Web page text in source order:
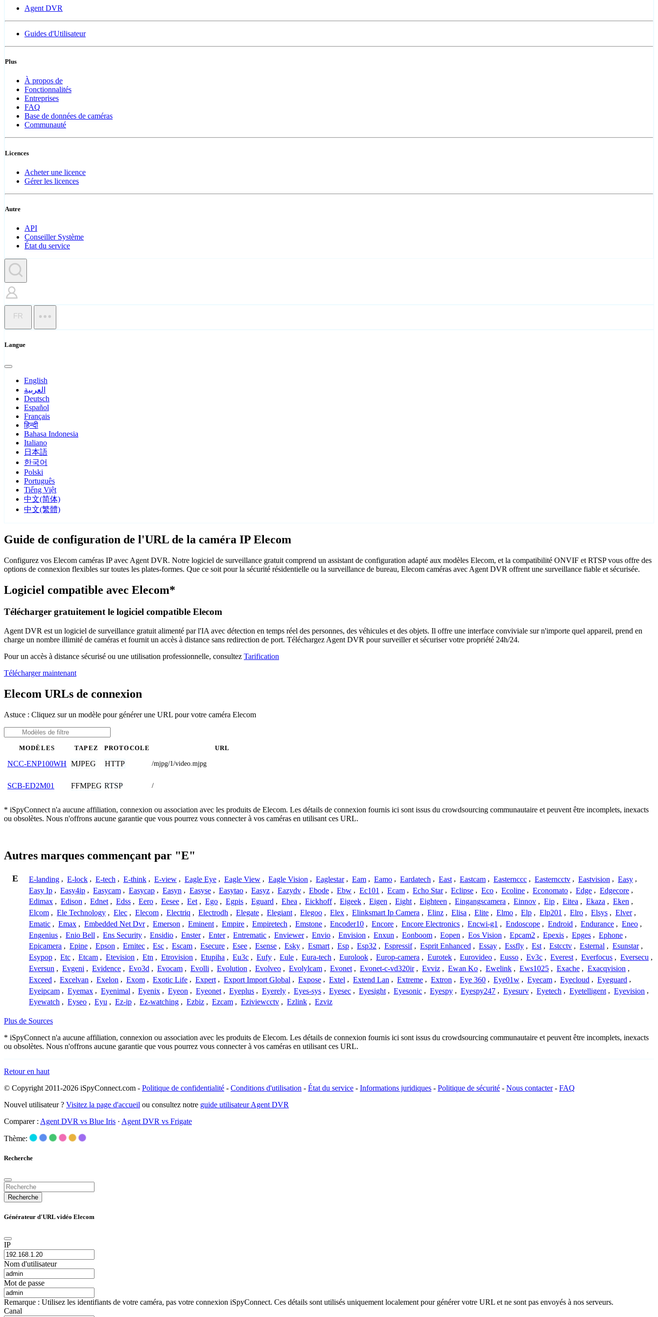
Agent DVR
Guides d'Utilisateur
Plus
À propos de
Fonctionnalités
Entreprises
FAQ
Base de données de caméras
Communauté
Licences
Acheter une licence
Gérer les licences
Autre
API
Conseiller Système
État du service
FR
Langue
English
العربية
Deutsch
Español
Français
हिन्दी
Bahasa Indonesia
Italiano
日本語
한국어
Polski
Português
Tiếng Việt
中文(简体)
中文(繁體)
Guide de configuration de l'URL de la caméra IP Elecom
Configurez vos Elecom caméras IP avec Agent DVR. Notre logiciel de surveillance gratuit comprend un assistant de configuration adapté aux modèles Elecom, et la compatibilité ONVIF et RTSP vous offre des
options de connexion flexibles sur toutes les plates-formes. Que ce soit pour la sécurité résidentielle ou la surveillance de bureau, Elecom caméras avec Agent DVR offrent une surveillance fiable et sécurisée.
Logiciel compatible avec Elecom*
Télécharger gratuitement le logiciel compatible Elecom
Agent DVR est un logiciel de surveillance gratuit alimenté par l'IA avec détection en temps réel des personnes, des véhicules et des objets. Il offre une interface conviviale sur n'importe quel appareil, prend en
charge un nombre illimité de caméras et fournit un accès à distance sans redirection de port. Téléchargez Agent DVR pour surveiller et sécuriser votre propriété 24h/24.
Pour un accès à distance sécurisé ou une utilisation professionnelle, consultez Tarification
Télécharger maintenant
Elecom URLs de connexion
Astuce : Cliquez sur un modèle pour générer une URL pour votre caméra Elecom
MODÈLES TAPEZ PROTOCOLE URL
NCC-ENP100WH MJPEG HTTP /mjpg/1/video.mjpg
SCB-ED2M01 FFMPEG RTSP /
* iSpyConnect n'a aucune affiliation, connexion ou association avec les produits de Elecom. Les détails de connexion fournis ici sont issus du crowdsourcing communautaire et peuvent être incomplets, inexacts
ou obsolètes. Nous n'offrons aucune garantie que vous pourrez vous connecter à vos caméras en utilisant ces URL.
Autres marques commençant par "E"
E E-landing , E-lock , E-tech , E-think , E-view , Eagle Eye , Eagle View , Eagle Vision , Eaglestar , Eam , Eamo , Eardatech , East , Eastcam , Easternccc , Easterncctv , Eastvision , Easy ,
Easy Ip , Easy4ip , Easycam , Easycap , Easyn , Easyse , Easytao , Easyz , Eazydv , Ebode , Ebw , Ec101 , Ecam , Echo Star , Eclipse , Eco , Ecoline , Economato , Edge , Edgecore ,
Edimax , Edison , Ednet , Edss , Eero , Eesee , Eet , Ego , Egpis , Eguard , Ehea , Eickhoff , Eigeek , Eigen , Eight , Eighteen , Eingangscamera , Einnov , Eip , Eitea , Ekaza , Eken ,
Elcom , Ele Technology , Elec , Elecom , Electriq , Electrodh , Elegate , Elegiant , Elegoo , Elex , Elinksmart Ip Camera , Elinz , Elisa , Elite , Elmo , Elp , Elp201 , Elro , Elsys , Elver ,
Ematic , Emax , Embedded Net Dvr , Emerson , Eminent , Empire , Empiretech , Emstone , Encoder10 , Encore , Encore Electronics , Encwi-g1 , Endoscope , Endroid , Endurance , Eneo ,
Engenius , Enio Bell , Ens Security , Ensidio , Enster , Enter , Entrematic , Enviewer , Envio , Envision , Enxun , Eonboom , Eopen , Eos Vision , Epcam2 , Epexis , Epges , Ephone ,
Epicamera , Epine , Epson , Ernitec , Esc , Escam , Esecure , Esee , Esense , Esky , Esmart , Esp , Esp32 , Espressif , Esprit Enhanced , Essay , Essfly , Est , Estcctv , Esternal , Esunstar ,
Esypop , Etc , Etcam , Etevision , Etn , Etrovision , Etupiha , Eu3c , Eufy , Eule , Eura-tech , Eurolook , Europ-camera , Eurotek , Eurovideo , Eusso , Ev3c , Everest , Everfocus , Eversecu ,
Eversun , Evgeni , Evidence , Evo3d , Evocam , Evolli , Evolution , Evolveo , Evolylcam , Evonet , Evonet-c-vd320ir , Evviz , Ewan Ko , Ewelink , Ews1025 , Exache , Exacqvision ,
Exceed , Excelvan , Exelon , Exom , Exotic Life , Expert , Export Import Global , Expose , Extel , Extend Lan , Extreme , Extron , Eye 360 , Eye01w , Eyecam , Eyecloud , Eyeguard ,
Eyeipcam , Eyemax , Eyenimal , Eyenix , Eyeon , Eyeonet , Eyeplus , Eyerely , Eyes-sys , Eyesec , Eyesight , Eyesonic , Eyespy , Eyespy247 , Eyesurv , Eyetech , Eyetelligent , Eyevision ,
Eyewatch , Eyseo , Eyu , Ez-ip , Ez-watching , Ezbiz , Ezcam , Eziviewcctv , Ezlink , Ezviz
Plus de Sources
* iSpyConnect n'a aucune affiliation, connexion ou association avec les produits de Elecom. Les détails de connexion fournis ici sont issus du crowdsourcing communautaire et peuvent être incomplets, inexacts
ou obsolètes. Nous n'offrons aucune garantie que vous pourrez vous connecter à vos caméras en utilisant ces URL.
Retour en haut
© Copyright 2011-2026 iSpyConnect.com - Politique de confidentialité - Conditions d'utilisation - État du service - Informations juridiques - Politique de sécurité - Nous contacter- FAQ
Nouvel utilisateur ? Visitez la page d'accueil ou consultez notre guide utilisateur Agent DVR
Comparer : Agent DVR vs Blue Iris · Agent DVR vs Frigate
Thème:
Recherche
Recherche
Générateur d'URL vidéo Elecom
IP
Nom d'utilisateur
Mot de passe
Remarque : Utilisez les identifiants de votre caméra, pas votre connexion iSpyConnect. Ces détails sont utilisés uniquement localement pour générer votre URL et ne sont pas envoyés à nos serveurs.
Canal